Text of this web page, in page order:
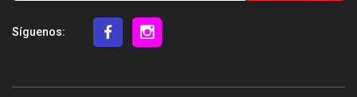
Síguenos: